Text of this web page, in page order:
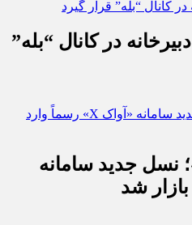
در کانال “بله”
نسل جدید سامانه